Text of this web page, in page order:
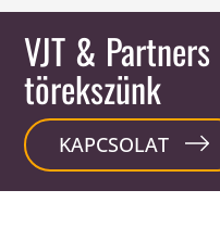
VJT & Partners
törekszünk
KAPCSOLAT